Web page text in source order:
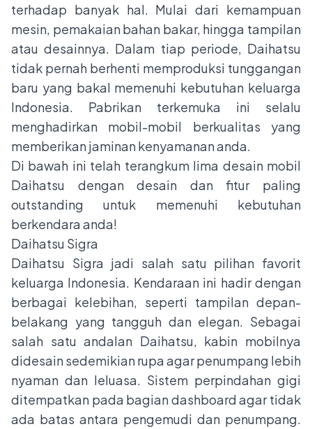
terhadap banyak hal. Mulai dari kemampuan
mesin, pemakaian bahan bakar, hingga tampilan
atau desainnya. Dalam tiap periode, Daihatsu
tidak pernah berhenti memproduksi tunggangan
baru yang bakal memenuhi kebutuhan keluarga
Indonesia. Pabrikan terkemuka ini selalu
menghadirkan mobil-mobil berkualitas yang
memberikan jaminan kenyamanan anda.
Di bawah ini telah terangkum lima desain mobil
Daihatsu dengan desain dan fitur paling
outstanding untuk memenuhi kebutuhan
berkendara anda!
Daihatsu Sigra
Daihatsu Sigra jadi salah satu pilihan favorit
keluarga Indonesia. Kendaraan ini hadir dengan
berbagai kelebihan, seperti tampilan depan-
belakang yang tangguh dan elegan. Sebagai
salah satu andalan Daihatsu, kabin mobilnya
didesain sedemikian rupa agar penumpang lebih
nyaman dan leluasa. Sistem perpindahan gigi
ditempatkan pada bagian dashboard agar tidak
ada batas antara pengemudi dan penumpang.